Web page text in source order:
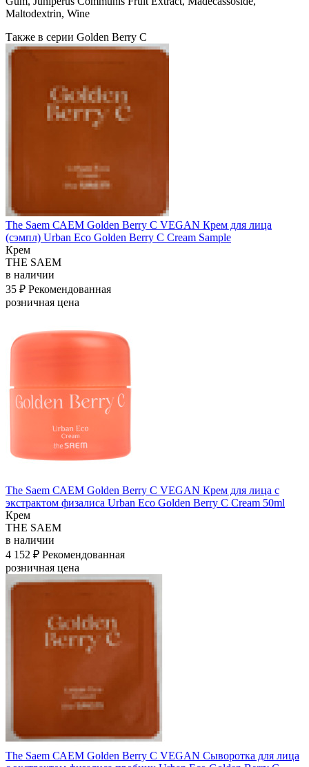
Maltodextrin, Wine
Также в серии Golden Berry C
The Saem САЕМ Golden Berry C VEGAN Крем для лица
(сэмпл) Urban Eco Golden Berry C Cream Sample
Крем
THE SAEM
в наличии
35 ₽ Рекомендованная
розничная цена
The Saem САЕМ Golden Berry C VEGAN Крем для лица с
экстрактом физалиса Urban Eco Golden Berry C Cream 50ml
Крем
THE SAEM
в наличии
4 152 ₽ Рекомендованная
розничная цена
The Saem САЕМ Golden Berry C VEGAN Сыворотка для лица